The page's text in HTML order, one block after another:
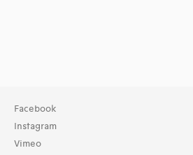
Facebook
Instagram
Vimeo